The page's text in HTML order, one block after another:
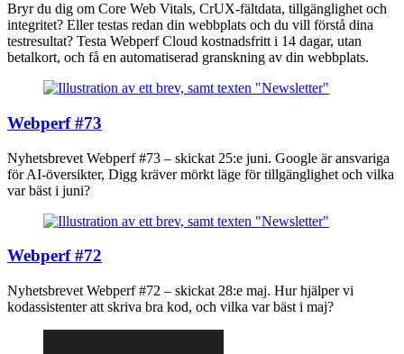
Bryr du dig om Core Web Vitals, CrUX-fältdata, tillgänglighet och
integritet? Eller testas redan din webbplats och du vill förstå dina
testresultat? Testa Webperf Cloud kostnadsfritt i 14 dagar, utan
betalkort, och få en automatiserad granskning av din webbplats.
Webperf #73
Nyhetsbrevet Webperf #73 – skickat 25:e juni. Google är ansvariga
för AI-översikter, Digg kräver mörkt läge för tillgänglighet och vilka
var bäst i juni?
Webperf #72
Nyhetsbrevet Webperf #72 – skickat 28:e maj. Hur hjälper vi
kodassistenter att skriva bra kod, och vilka var bäst i maj?